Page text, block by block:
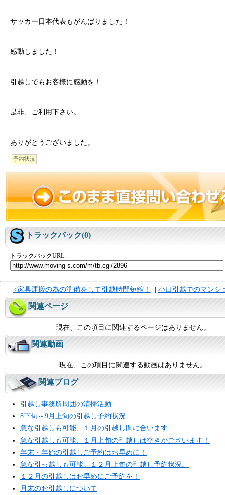
サッカー日本代表もがんばりました！
感動しました！
引越しでもお客様に感動を！
是非、ご利用下さい。
ありがとうございました。
予約状況
トラックバック(0)
トラックバックURL:
<家具運搬の為の準備をして引越時間短縮！ | 小口引越でのマンシ
関連ページ
現在、この項目に関連するページはありません。
関連動画
現在、この項目に関連する動画はありません。
関連ブログ
引越し事務所周囲の清掃活動
8下旬～9月上旬の引越し予約状況
急な引越しも可能、１月の引越し間に合います
急な引越しも可能、１月上旬の引越しは空きがございます！
年末・年始の引越しご予約はお早めに！
急な引っ越しも可能。１２月上旬の引越し予約状況。
１２月の引越しはお早めにご予約を！
月末のお引越しについて